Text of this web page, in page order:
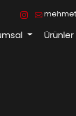
Ürünler